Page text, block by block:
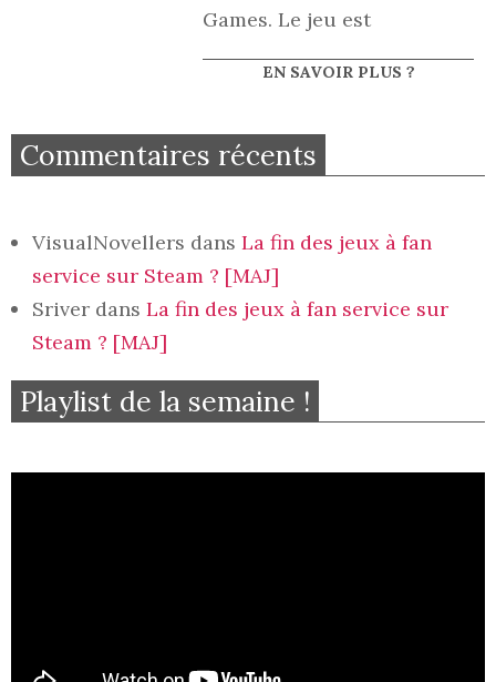
Games. Le jeu est
EN SAVOIR PLUS ?
Commentaires récents
VisualNovellers dansLa fin des jeux à fan
service sur Steam ? [MAJ]
Sriver dansLa fin des jeux à fan service sur
Steam ? [MAJ]
Playlist de la semaine !